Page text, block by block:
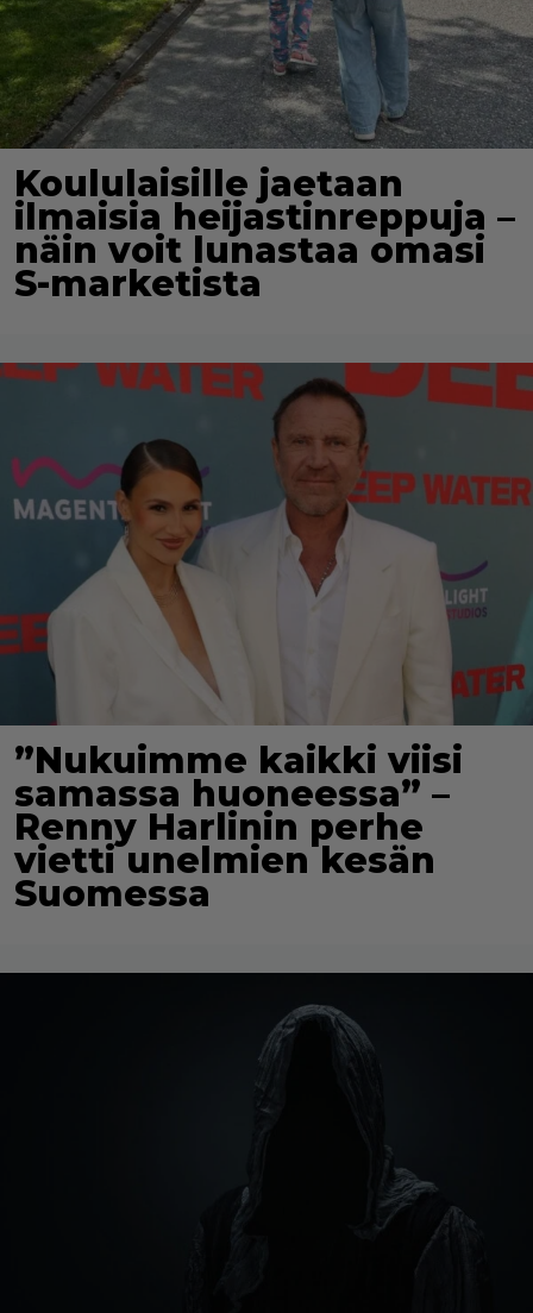
Koululaisille jaetaan
ilmaisia heijastinreppuja –
näin voit lunastaa omasi
S-marketista
”Nukuimme kaikki viisi
samassa huoneessa” –
Renny Harlinin perhe
vietti unelmien kesän
Suomessa